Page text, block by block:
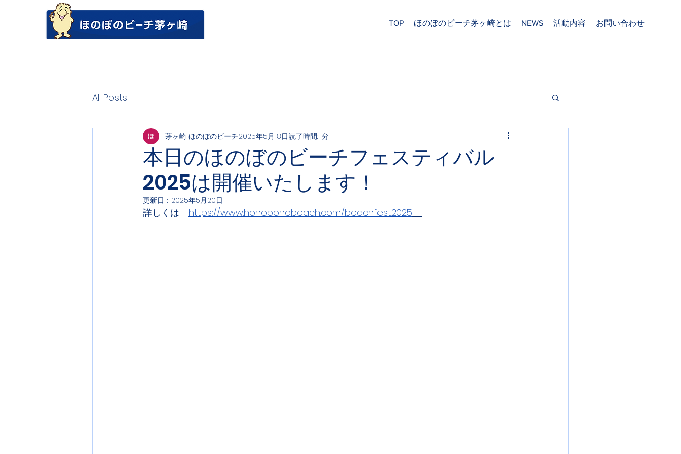
TOP ほのぼのビーチ茅ヶ崎とは NEWS 活動内容 お問い合わせ
All Posts
本日のほのぼのビーチフェスティバル
2025は開催いたします！
茅ヶ崎 ほのぼのビーチ2025年5月18日読了時間: 1分
更新日： 2025年5月20日
詳しくは https://www.honobonobeach.com/beachfest2025